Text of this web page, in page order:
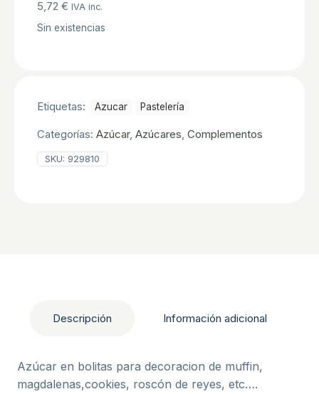
5,72 € IVA inc.
Sin existencias
Etiquetas: Azucar Pastelerí­a
Categorías: Azúcar, Azúcares, Complementos
SKU: 929810
Descripción Información adicional
Azúcar en bolitas para decoracion de muffin,
magdalenas,cookies, roscón de reyes, etc….